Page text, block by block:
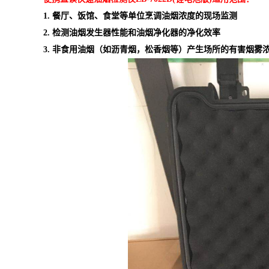
1. 餐厅、饭馆、食堂等单位烹调油烟浓度的现场监测
2. 检测油烟发生器性能和油烟净化器的净化效率
3. 非食用油烟（如沥青烟，松香烟等）产生场所的有害烟雾